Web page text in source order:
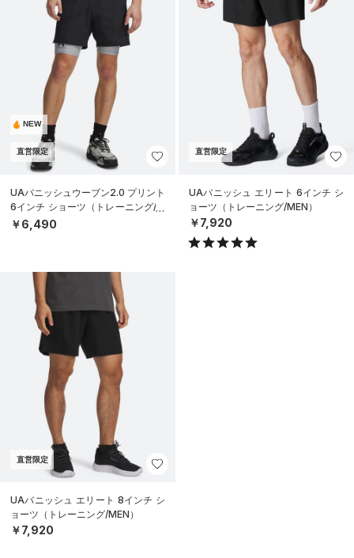
NEW
直営限定
UAバニッシュウーブン2.0 プリント
6インチ ショーツ（トレーニング/M
EN）
￥6,490
直営限定
UAバニッシュ エリート 6インチ シ
ョーツ（トレーニング/MEN）
￥7,920
直営限定
UAバニッシュ エリート 8インチ シ
ョーツ（トレーニング/MEN）
￥7,920